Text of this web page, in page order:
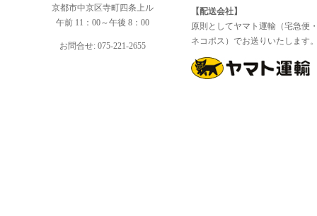
京都市中京区寺町四条上ル
午前 11：00～午後 8：00
お問合せ: 075-221-2655
【配送会社】
原則としてヤマト運輸（宅急便
ネコポス）でお送りいたします